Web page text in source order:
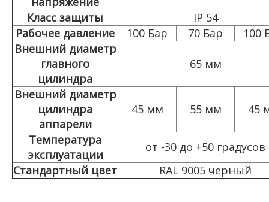
Класс защиты
IP 54
Рабочее давление
100 Бар 70 Бар
100
Внешний диаметр
главного
цилиндра
65 мм
Внешний диаметр
цилиндра
аппарели
45 мм 55 мм 45
Температура
эксплуатации
от -30 до +50 градусов
Стандартный цвет
RAL 9005 черный